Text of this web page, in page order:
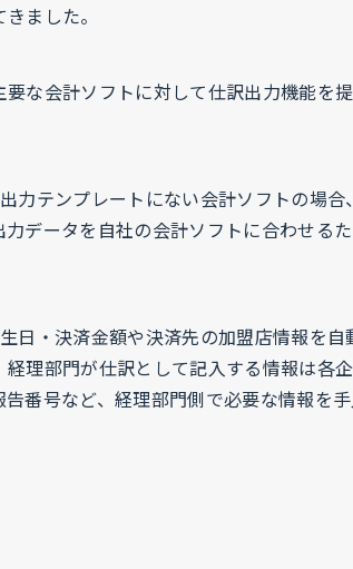
ました。
な会計ソフトに対して仕訳出力機能を
力テンプレートにない会計ソフトの場合
データを自社の会計ソフトに合わせる
日・決済金額や決済先の加盟店情報を自
理部門が仕訳として記入する情報は各
番号など、経理部門側で必要な情報を